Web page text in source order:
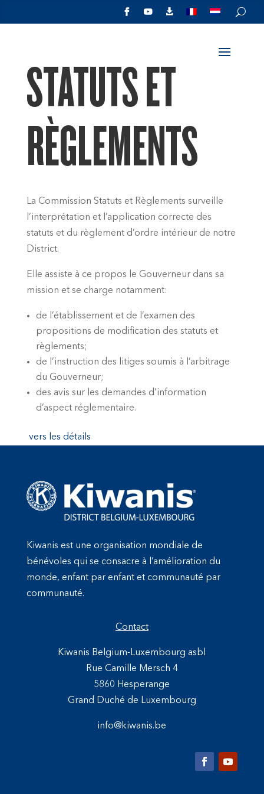
  
STATUTS ET
RÈGLEMENTS
La Commission Statuts et Règlements surveille
l’interprétation et l’application correcte des
statuts et du règlement d’ordre intérieur de notre
District.
Elle assiste à ce propos le Gouverneur dans sa
mission et se charge notamment:
de l’établissement et de l’examen des
propositions de modification des statuts et
règlements;
de l’instruction des litiges soumis à l’arbitrage
du Gouverneur;
des avis sur les demandes d’information
d’aspect réglementaire.
vers les détails
Kiwanis est une organisation mondiale de
bénévoles qui se consacre à l’amélioration du
monde, enfant par enfant et communauté par
communauté.
Contact
Kiwanis Belgium-Luxembourg asbl
Rue Camille Mersch 4
5860 Hesperange
Grand Duché de Luxembourg
info@kiwanis.be